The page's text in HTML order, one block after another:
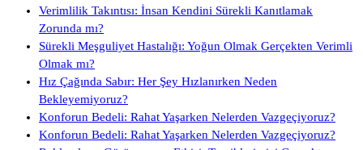
Verimlilik Takıntısı: İnsan Kendini Sürekli Kanıtlamak
Zorunda mı?
Sürekli Meşguliyet Hastalığı: Yoğun Olmak Gerçekten Verimli
Olmak mı?
Hız Çağında Sabır: Her Şey Hızlanırken Neden
Bekleyemiyoruz?
Konforun Bedeli: Rahat Yaşarken Nelerden Vazgeçiyoruz?
Konforun Bedeli: Rahat Yaşarken Nelerden Vazgeçiyoruz?